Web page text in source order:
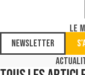
Newsletter